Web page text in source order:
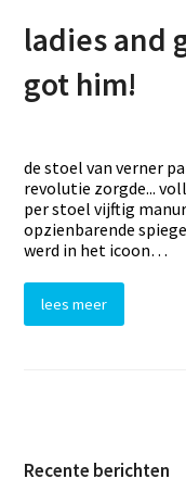
ladies and
got him!
de stoel van verner
revolutie zorgde...
per stoel vijftig
opzienbarende
werd in het icoon…
lees meer
Recente berichten